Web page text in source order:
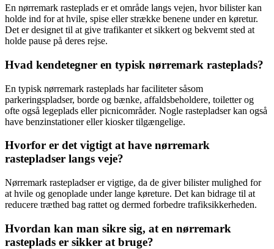
En nørremark rasteplads er et område langs vejen, hvor bilister kan
holde ind for at hvile, spise eller strække benene under en køretur.
Det er designet til at give trafikanter et sikkert og bekvemt sted at
holde pause på deres rejse.
Hvad kendetegner en typisk nørremark rasteplads?
En typisk nørremark rasteplads har faciliteter såsom
parkeringspladser, borde og bænke, affaldsbeholdere, toiletter og
ofte også legeplads eller picnicområder. Nogle rastepladser kan også
have benzinstationer eller kiosker tilgængelige.
Hvorfor er det vigtigt at have nørremark
rastepladser langs veje?
Nørremark rastepladser er vigtige, da de giver bilister mulighed for
at hvile og genoplade under lange køreture. Det kan bidrage til at
reducere træthed bag rattet og dermed forbedre trafiksikkerheden.
Hvordan kan man sikre sig, at en nørremark
rasteplads er sikker at bruge?